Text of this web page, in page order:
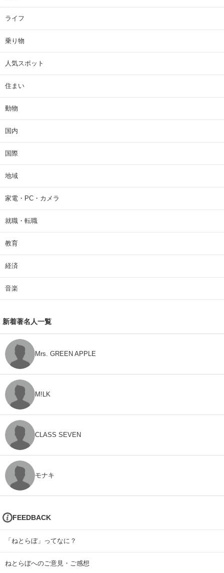
ライフ
乗り物
人気スポット
住まい
動物
国内
国際
地域
家電・PC・カメラ
就職・転職
教育
経済
音楽
新着著名人一覧
Mrs. GREEN APPLE
M!LK
CLASS SEVEN
モナキ
FEEDBACK
「ねとらぼ」ってなに？
ねとらぼへのご意見・ご感想